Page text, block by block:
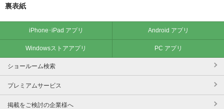
裏表紙
iPhone･iPad アプリ Android アプリ
Windowsストアアプリ PC アプリ
ショールーム検索
プレミアムサービス
掲載をご検討の企業様へ